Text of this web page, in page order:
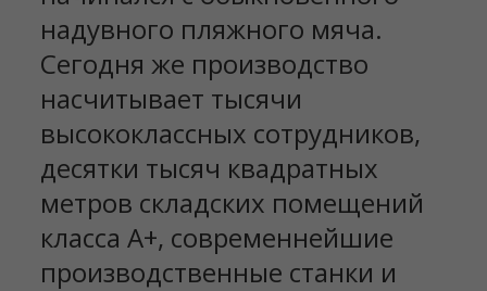
надувного пляжного мяча.
Сегодня же производство
насчитывает тысячи
высококлассных сотрудников,
десятки тысяч квадратных
метров складских помещений
класса А+, современнейшие
производственные станки и